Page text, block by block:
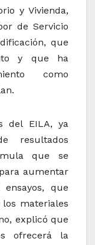
y Vivienda,
de Servicio
que
y que ha
como
del EILA, ya
resultados
que se
aumentar
que
materiales
explicó que
ofrecerá la